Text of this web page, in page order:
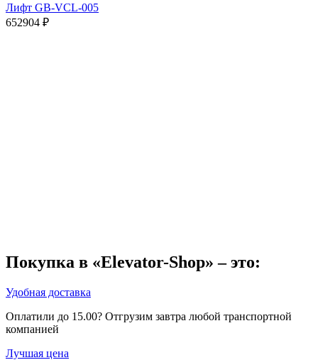
Лифт GB-VCL-005
652904 ₽
Покупка в «Elevator-Shop» – это:
Удобная доставка
Оплатили до 15.00? Отгрузим завтра любой транспортной
компанией
Лучшая цена